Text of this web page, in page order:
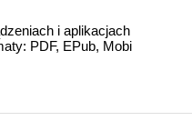
i aplikacjach
PDF, EPub, Mobi